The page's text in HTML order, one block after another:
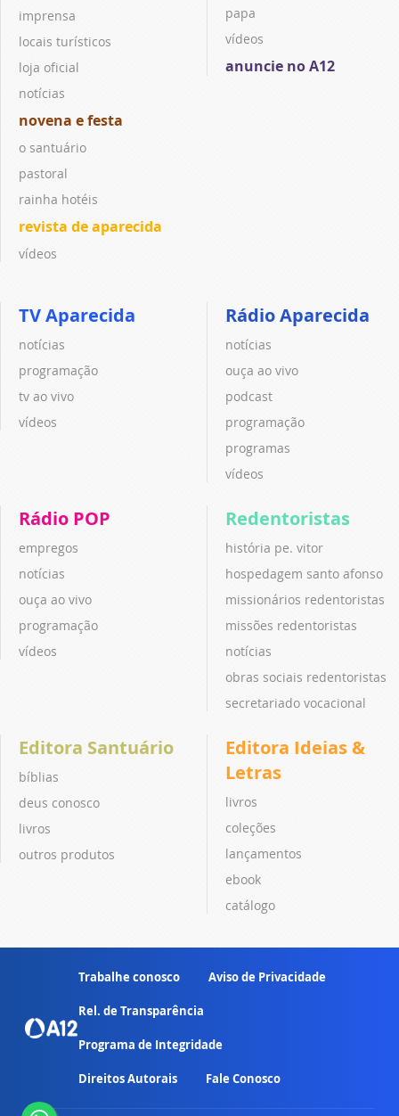
imprensa
locais turísticos
loja oficial
notícias
novena e festa
o santuário
pastoral
rainha hotéis
revista de aparecida
vídeos
papa
vídeos
anuncie no A12
TV Aparecida
notícias
programação
tv ao vivo
vídeos
Rádio Aparecida
notícias
ouça ao vivo
podcast
programação
programas
vídeos
Rádio POP
empregos
notícias
ouça ao vivo
programação
vídeos
Redentoristas
história pe. vitor
hospedagem santo afonso
missionários redentoristas
missões redentoristas
notícias
obras sociais redentoristas
secretariado vocacional
Editora Santuário
bíblias
deus conosco
livros
outros produtos
Editora Ideias &
Letras
livros
coleções
lançamentos
ebook
catálogo
Trabalhe conosco Aviso de Privacidade
Rel. de Transparência
Programa de Integridade
Direitos Autorais Fale Conosco